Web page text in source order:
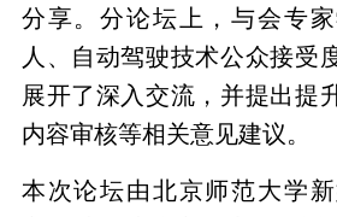
分享。分论坛上，与会专
人、自动驾驶技术公众接受
展开了深入交流，并提出提
内容审核等相关意见建议。
本次论坛由北京师范大学